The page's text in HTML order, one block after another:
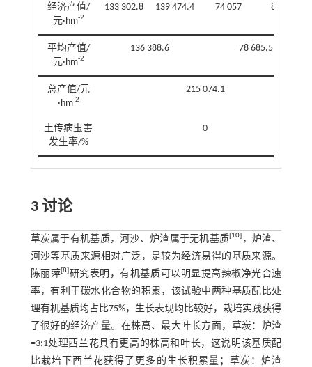
经济产值/
元·hm-2
133 302.8 139 474.4 74 057 83 314
平均产值/
元·hm-2
136 388.6 78 685.5
总产值/元
·hm-2
215 074.1
土传病虫害
发生率/%
0
3 讨论
草炭属于有机基质，河沙、炉渣属于无机基质 10 ，炉渣、
河沙等基质来源相对广泛，是较为经济易得的基质来源。
陈丽萍 [8 研究表明，有机基质可以明显提高辣椒净光合速
率，有利于碳水化合物的积累，该试验中两种基质配比处
理有机基质均占比75%，生长表现均比较好，栽培实践获得
了很好的经济产量。在株高、最大叶长方面，草炭：炉渣
=3:1处理西兰花具有更高的株高和叶长，这说明该基质配
比栽培下西兰花获得了更多的生长积累量；草炭：炉渣